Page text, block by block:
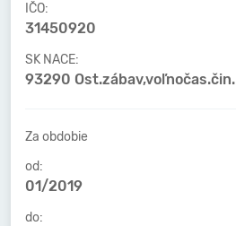
IČO:
31450920
SK NACE:
93290 Ost.zábav,voľnočas.čin.
Za obdobie
od:
01/2019
do: